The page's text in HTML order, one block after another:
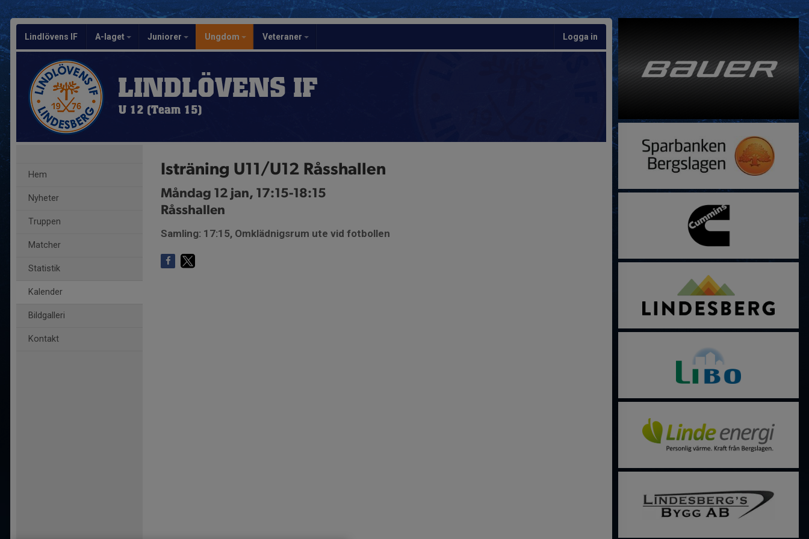
Lindlövens IF A-laget Juniorer Ungdom Veteraner Logga in
LINDLÖVENS IF
U 12 (Team 15)
Hem
Nyheter
Truppen
Matcher
Statistik
Kalender
Bildgalleri
Kontakt
Isträning U11/U12 Råsshallen
Måndag 12 jan, 17:15-18:15
Råsshallen
Samling: 17:15, Omklädnigsrum ute vid fotbollen